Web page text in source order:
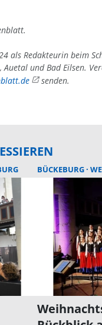
als Redakteurin beim
Auetal und Bad Eilsen.
senden.
BÜCKEBURG